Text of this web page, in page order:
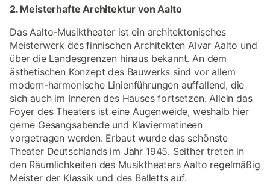
2. Meisterhafte Architektur von Aalto
Das Aalto-Musiktheater ist ein architektonisches
Meisterwerk des finnischen Architekten Alvar Aalto und
über die Landesgrenzen hinaus bekannt. An dem
ästhetischen Konzept des Bauwerks sind vor allem
modern-harmonische Linienführungen auffallend, die
sich auch im Inneren des Hauses fortsetzen. Allein das
Foyer des Theaters ist eine Augenweide, weshalb hier
gerne Gesangsabende und Klaviermatineen
vorgetragen werden. Erbaut wurde das schönste
Theater Deutschlands im Jahr 1945. Seither treten in
den Räumlichkeiten des Musiktheaters Aalto regelmäßig
Meister der Klassik und des Balletts auf.